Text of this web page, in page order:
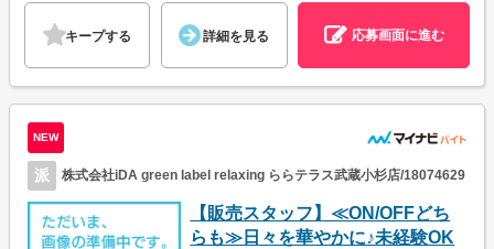
キープする 詳細を見る 応募画面に進む
NEW
派 株式会社iDA green label relaxing ららテラス武蔵小杉店/18074629
【販売スタッフ】≪ON/OFFどち
らも≫日々を華やかに♪未経験OK